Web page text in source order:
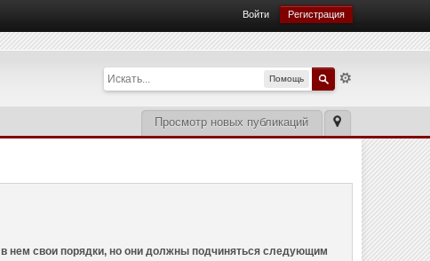
Войти Регистрация
Помощь
Просмотр новых публикаций
в нем свои порядки, но они должны подчиняться следующим